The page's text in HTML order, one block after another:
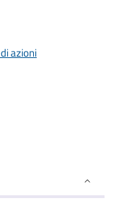
azioni